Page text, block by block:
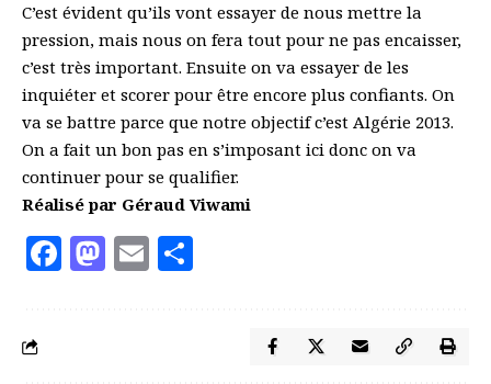
C’est évident qu’ils vont essayer de nous mettre la
pression, mais nous on fera tout pour ne pas encaisser,
c’est très important. Ensuite on va essayer de les
inquiéter et scorer pour être encore plus confiants. On
va se battre parce que notre objectif c’est Algérie 2013.
On a fait un bon pas en s’imposant ici donc on va
continuer pour se qualifier.
Réalisé par Géraud Viwami
Facebook
Mastodon
Email